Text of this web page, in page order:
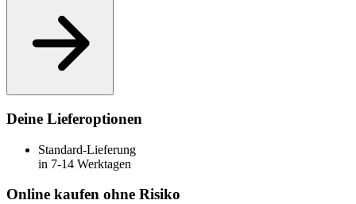
Deine Lieferoptionen
Standard-Lieferung
in 7-14 Werktagen
Online kaufen ohne Risiko